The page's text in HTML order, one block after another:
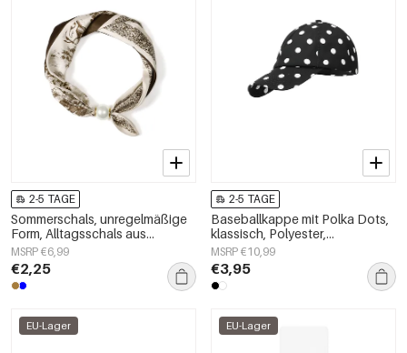
2-5 TAGE
Sommerschals, unregelmäßige
Form, Alltagsschals aus
Polyester, Accessoires für jeden
Tag
MSRP €6,99
€2,25
2-5 TAGE
Baseballkappe mit Polka Dots,
klassisch, Polyester,
Alltagsaccessoire
MSRP €10,99
€3,95
EU-Lager EU-Lager